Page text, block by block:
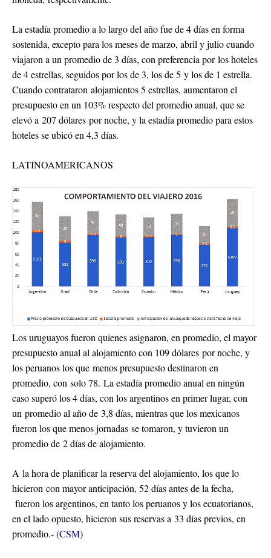
La estadía promedio a lo largo del año fue de 4 días en forma
sostenida, excepto para los meses de marzo, abril y julio cuando
viajaron a un promedio de 3 días, con preferencia por los hoteles
de 4 estrellas, seguidos por los de 3, los de 5 y los de 1 estrella.
Cuando contrataron alojamientos 5 estrellas, aumentaron el
presupuesto en un 103% respecto del promedio anual, que se
elevó a 207 dólares por noche, y la estadía promedio para estos
hoteles se ubicó en 4,3 días.
LATINOAMERICANOS
Los uruguayos fueron quienes asignaron, en promedio, el mayor
presupuesto anual al alojamiento con 109 dólares por noche, y
los peruanos los que menos presupuesto destinaron en
promedio, con solo 78. La estadía promedio anual en ningún
caso superó los 4 días, con los argentinos en primer lugar, con
un promedio al año de 3,8 días, mientras que los mexicanos
fueron los que menos jornadas se tomaron, y tuvieron un
promedio de 2 días de alojamiento.
A la hora de planificar la reserva del alojamiento, los que lo
hicieron con mayor anticipación, 52 días antes de la fecha,
fueron los argentinos, en tanto los peruanos y los ecuatorianos,
en el lado opuesto, hicieron sus reservas a 33 días previos, en
promedio.- (CSM)